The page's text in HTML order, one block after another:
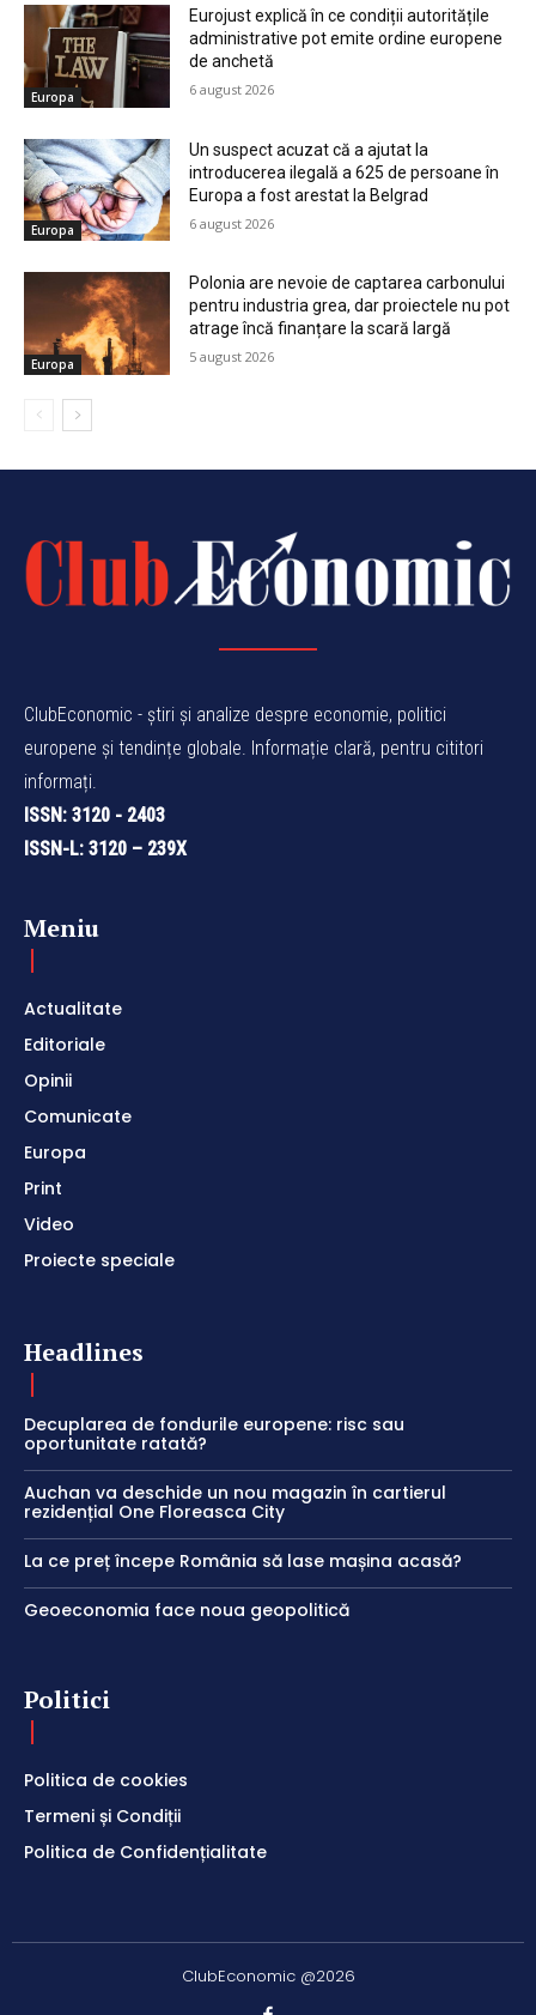
Europa
Eurojust explică în ce condiții autoritățile
administrative pot emite ordine europene
de anchetă
6 august 2026
Europa
Un suspect acuzat că a ajutat la
introducerea ilegală a 625 de persoane în
Europa a fost arestat la Belgrad
6 august 2026
Europa
Polonia are nevoie de captarea carbonului
pentru industria grea, dar proiectele nu pot
atrage încă finanțare la scară largă
5 august 2026
ClubEconomic - știri și analize despre economie, politici
europene și tendințe globale. Informație clară, pentru cititori
informați.
ISSN: 3120 - 2403
ISSN-L: 3120 – 239X
Meniu
Actualitate
Editoriale
Opinii
Comunicate
Europa
Print
Video
Proiecte speciale
Headlines
Decuplarea de fondurile europene: risc sau
oportunitate ratată?
Auchan va deschide un nou magazin în cartierul
rezidențial One Floreasca City
La ce preț începe România să lase mașina acasă?
Geoeconomia face noua geopolitică
Politici
Politica de cookies
Termeni și Condiții
Politica de Confidențialitate
ClubEconomic @2026